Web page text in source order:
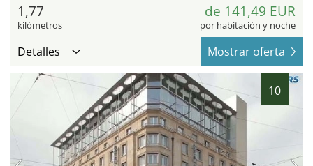
1,77
kilómetros
de 141,49 EUR
por habitación y noche
Detalles Mostrar oferta
10